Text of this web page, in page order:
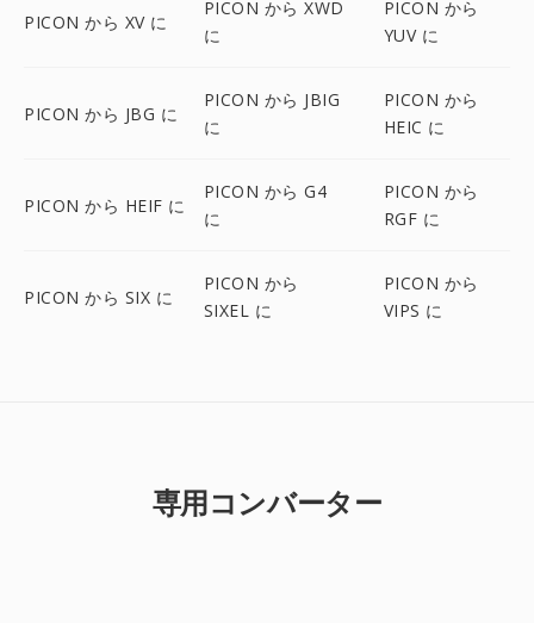
PICON から XV に
PICON から XWD
に
PICON から
YUV に
PICON から JBG に
PICON から JBIG
に
PICON から
HEIC に
PICON から HEIF に
PICON から G4
に
PICON から
RGF に
PICON から SIX に
PICON から
SIXEL に
PICON から
VIPS に
専用コンバーター